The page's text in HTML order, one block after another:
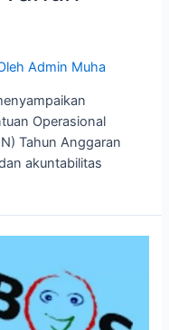
Admin Muha
Operasional
Tahun Anggaran
akuntabilitas